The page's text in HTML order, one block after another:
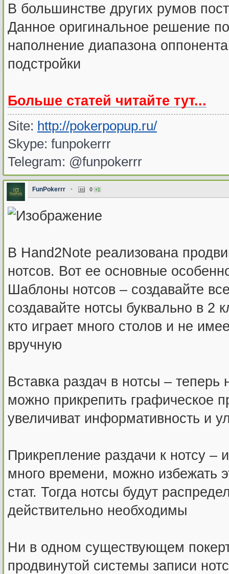
В большинстве других румов
Данное оригинальное решение
наполнение диапазона
подстройки
Больше статей читайте тут...
Site: http://pokerpopup.ru/
Skype: funpokerrr
Telegram: @funpokerrr
FunPokerrr • 0 +1
В Hand2Note реализована
нотсов. Вот ее основные
Шаблоны нотсов – создавайте
создавайте нотсы буквально в 2
кто играет много столов и не
вручную
Вставка раздач в нотсы –
можно прикрепить графическое
увеличиват информативность и
Прикрепление раздачи к нотсу –
много времени, можно избежать
стат. Тогда нотсы будут
действительно необходимы
Ни в одном существующем
продвинутой системы записи